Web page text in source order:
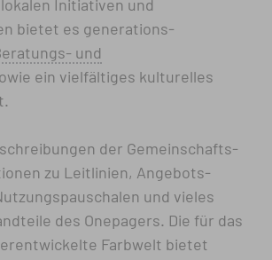
Initiativen und
bietet es generations­
und
ein vielfältiges kulturelles
der Gemeinschafts­
zu Leitlinien, Angebots­
und vieles
des Onepagers. Die für das
Farbwelt bietet